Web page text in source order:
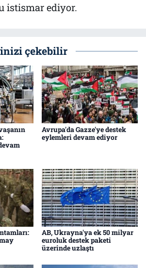
istismar ediyor.
çekebilir
Avrupa'da Gazze'ye destek
eylemleri devam ediyor
AB, Ukrayna'ya ek 50 milyar
euroluk destek paketi
üzerinde uzlaştı